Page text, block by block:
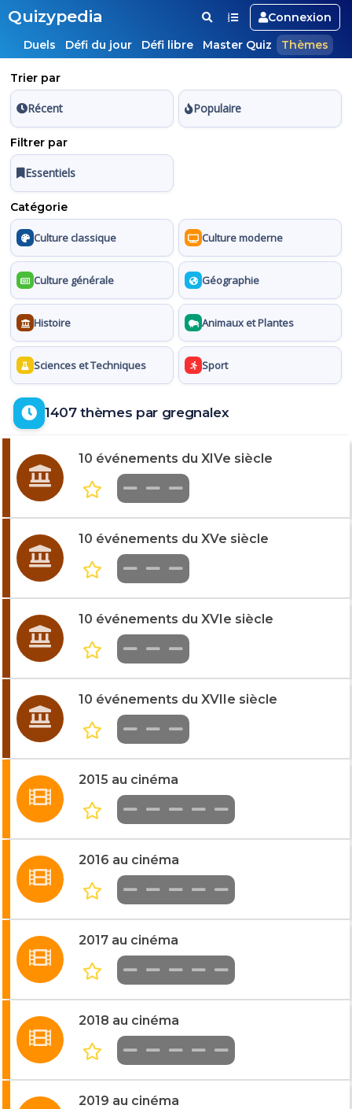
Quizypedia
Connexion
Duels
Défi du jour Défi libre Master Quiz Thèmes
Trier par
Récent Populaire
Filtrer par
Essentiels
Catégorie
Culture classique Culture moderne
Culture générale Géographie
Histoire Animaux et Plantes
Sciences et Techniques Sport
1407 thèmes par gregnalex
10 événements du XIVe siècle
10 événements du XVe siècle
10 événements du XVIe siècle
10 événements du XVIIe siècle
2015 au cinéma
2016 au cinéma
2017 au cinéma
2018 au cinéma
2019 au cinéma